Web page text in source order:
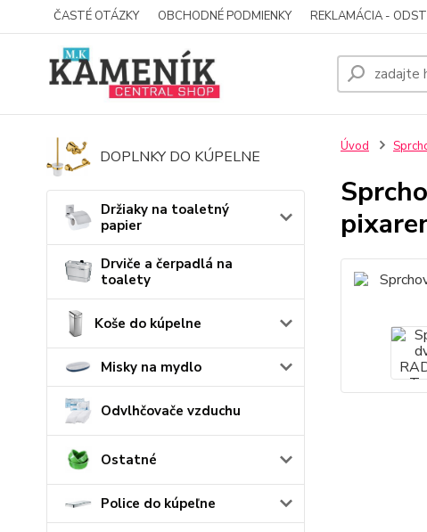
ČASTÉ OTÁZKY OBCHODNÉ PODMIENKY REKLAMÁCIA -
DOPLNKY DO KÚPELNE
Držiaky na toaletný
papier
Drviče a čerpadlá na
toalety
Koše do kúpelne
Misky na mydlo
Odvlhčovače vzduchu
Ostatné
Police do kúpeľne
Úvod